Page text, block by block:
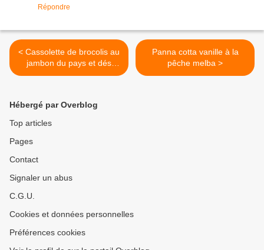
Répondre
< Cassolette de brocolis au
jambon du pays et dés
d'abondance fruitière
Panna cotta vanille à la
pêche melba >
Hébergé par Overblog
Top articles
Pages
Contact
Signaler un abus
C.G.U.
Cookies et données personnelles
Préférences cookies